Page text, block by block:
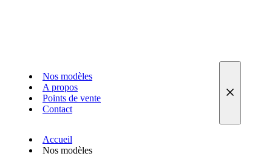
Nos modèles
A propos
Points de vente
Contact
Accueil
Nos modèles